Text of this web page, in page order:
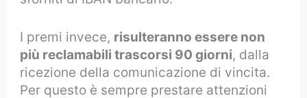
I premi invece, risulteranno essere non
più reclamabili trascorsi 90 giorni, dalla
ricezione della comunicazione di vincita.
Per questo è sempre prestare attenzioni